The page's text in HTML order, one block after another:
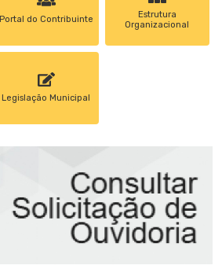
Portal do Contribuinte
Estrutura
Organizacional
Legislação Municipal